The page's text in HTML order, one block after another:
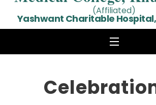
(Affiliated)
Yashwant Charitable
Menu